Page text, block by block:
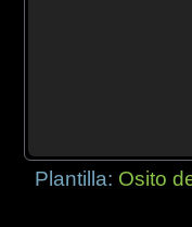
Plantilla: Osito